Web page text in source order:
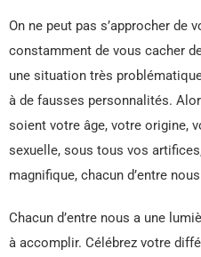
On ne peut pas s’approcher de
constamment de vous cacher
une situation très
à de fausses personnalités.
soient votre âge, votre origine,
sexuelle, sous tous vos
magnifique, chacun d’entre
Chacun d’entre nous a une
à accomplir. Célébrez votre